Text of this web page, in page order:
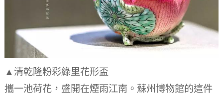
▲清乾隆粉彩綠里花形盃
攜一池荷花，盛開在煙雨江南。 蘇州博物館的這件